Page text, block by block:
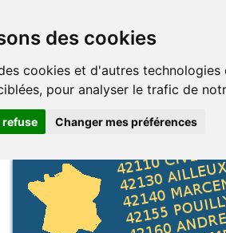
des cookies
cookies et d'autres
pour analyser le trafic de
refuse Changer mes préférences